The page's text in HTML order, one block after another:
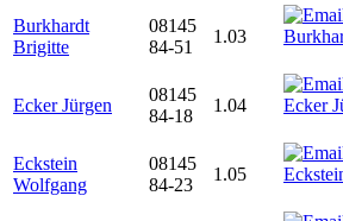
Burkhardt
Brigitte
08145
84-51
1.03
Ecker Jürgen
08145
84-18
1.04
Eckstein
Wolfgang
08145
84-23
1.05